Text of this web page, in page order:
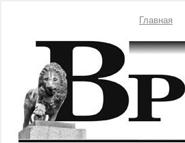
Главная